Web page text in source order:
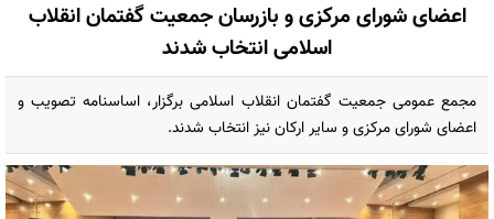
اعضای شورای مرکزی و بازرسان جمعیت گفتمان انقلاب
اسلامی انتخاب شدند
مجمع عمومی جمعیت گفتمان انقلاب اسلامی برگزار، اساسنامه تصویب و
اعضای شورای مرکزی و سایر ارکان نیز انتخاب شدند.